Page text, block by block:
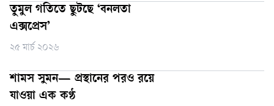
তুমুল গতিতে ছুটছে ‘বনলতা
এক্সপ্রেস’
২৫ মার্চ ২০২৬
শামস সুমন— প্রস্থানের পরও রয়ে
যাওয়া এক কণ্ঠ